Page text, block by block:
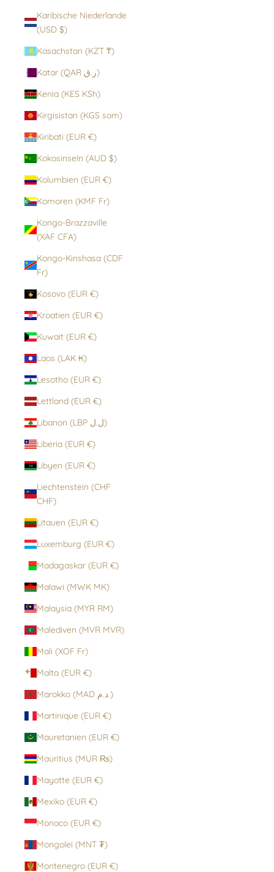
Karibische Niederlande
(USD $)
Kasachstan (KZT ₸)
Katar (QAR ر.ق)
Kenia (KES KSh)
Kirgisistan (KGS som)
Kiribati (EUR €)
Kokosinseln (AUD $)
Kolumbien (EUR €)
Komoren (KMF Fr)
Kongo-Brazzaville
(XAF CFA)
Kongo-Kinshasa (CDF
Fr)
Kosovo (EUR €)
Kroatien (EUR €)
Kuwait (EUR €)
Laos (LAK ₭)
Lesotho (EUR €)
Lettland (EUR €)
Libanon (LBP ل.ل)
Liberia (EUR €)
Libyen (EUR €)
Liechtenstein (CHF
CHF)
Litauen (EUR €)
Luxemburg (EUR €)
Madagaskar (EUR €)
Malawi (MWK MK)
Malaysia (MYR RM)
Malediven (MVR MVR)
Mali (XOF Fr)
Malta (EUR €)
Marokko (MAD د.م.)
Martinique (EUR €)
Mauretanien (EUR €)
Mauritius (MUR ₨)
Mayotte (EUR €)
Mexiko (EUR €)
Monaco (EUR €)
Mongolei (MNT ₮)
Montenegro (EUR €)